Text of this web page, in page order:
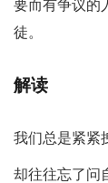
要而有争议的
徒。
解读
我们总是紧紧
却往往忘了问